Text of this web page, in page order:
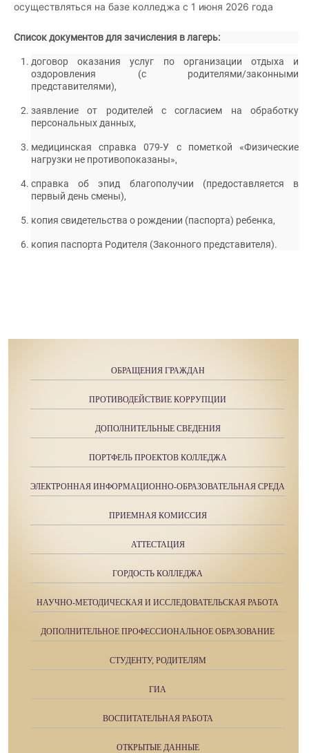
осуществляться на базе колледжа с 1 июня 2026 года
Список документов для зачисления в лагерь:
договор оказания услуг по организации отдыха и
оздоровления (с родителями/законными
представителями),
заявление от родителей с согласием на обработку
персональных данных,
медицинская справка 079-У с пометкой «Физические
нагрузки не противопоказаны»,
справка об эпид благополучии (предоставляется в
первый день смены),
копия свидетельства о рождении (паспорта) ребенка,
копия паспорта Родителя (Законного представителя).
ОБРАЩЕНИЯ ГРАЖДАН
ПРОТИВОДЕЙСТВИЕ КОРРУПЦИИ
ДОПОЛНИТЕЛЬНЫЕ СВЕДЕНИЯ
ПОРТФЕЛЬ ПРОЕКТОВ КОЛЛЕДЖА
ЭЛЕКТРОННАЯ ИНФОРМАЦИОННО-ОБРАЗОВАТЕЛЬНАЯ СРЕДА
ПРИЕМНАЯ КОМИССИЯ
АТТЕСТАЦИЯ
ГОРДОСТЬ КОЛЛЕДЖА
НАУЧНО-МЕТОДИЧЕСКАЯ И ИССЛЕДОВАТЕЛЬСКАЯ РАБОТА
ДОПОЛНИТЕЛЬНОЕ ПРОФЕССИОНАЛЬНОЕ ОБРАЗОВАНИЕ
СТУДЕНТУ, РОДИТЕЛЯМ
ГИА
ВОСПИТАТЕЛЬНАЯ РАБОТА
ОТКРЫТЫЕ ДАННЫЕ